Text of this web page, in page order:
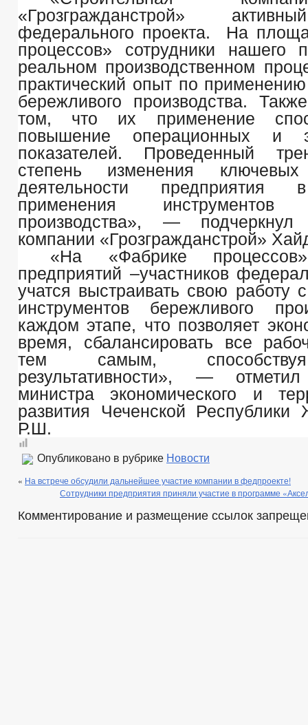
«Грозгражданстрой»
федерального проекта. На
процессов» сотрудники нашего
реальном производственном
практический опыт по
бережливого производства.
том, что их применение
повышение операционных и
показателей. Проведенный
степень изменения ключевых
деятельности предприятия
применения инструментов
производства», — подчеркнул
компании «Грозгражданстрой»
«На «Фабрике
предприятий –участников
учатся выстраивать свою работу
инструментов бережливого
каждом этапе, что позволяет
время, сбалансировать все
тем самым,
результативности», — отметил
министра экономического и
развития Чеченской
Р.Ш.
Опубликовано в рубрике Новости
« На встрече обсудили дальнейшее участие компании в федпроекте!
Сотрудники предприятия приняли участие в программе
Комментирование и размещение ссылок